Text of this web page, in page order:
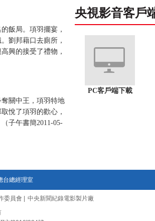
飯局。項羽擺宴，
劉邦藉口去廁所，
興的接受了禮物，
關中王，項羽特地
悅了項羽的歡心，
子午書簡2011-05-
央視影音客戶
PC客戶端下載
台總經理室
委員會
中央新聞紀錄電影製片廠